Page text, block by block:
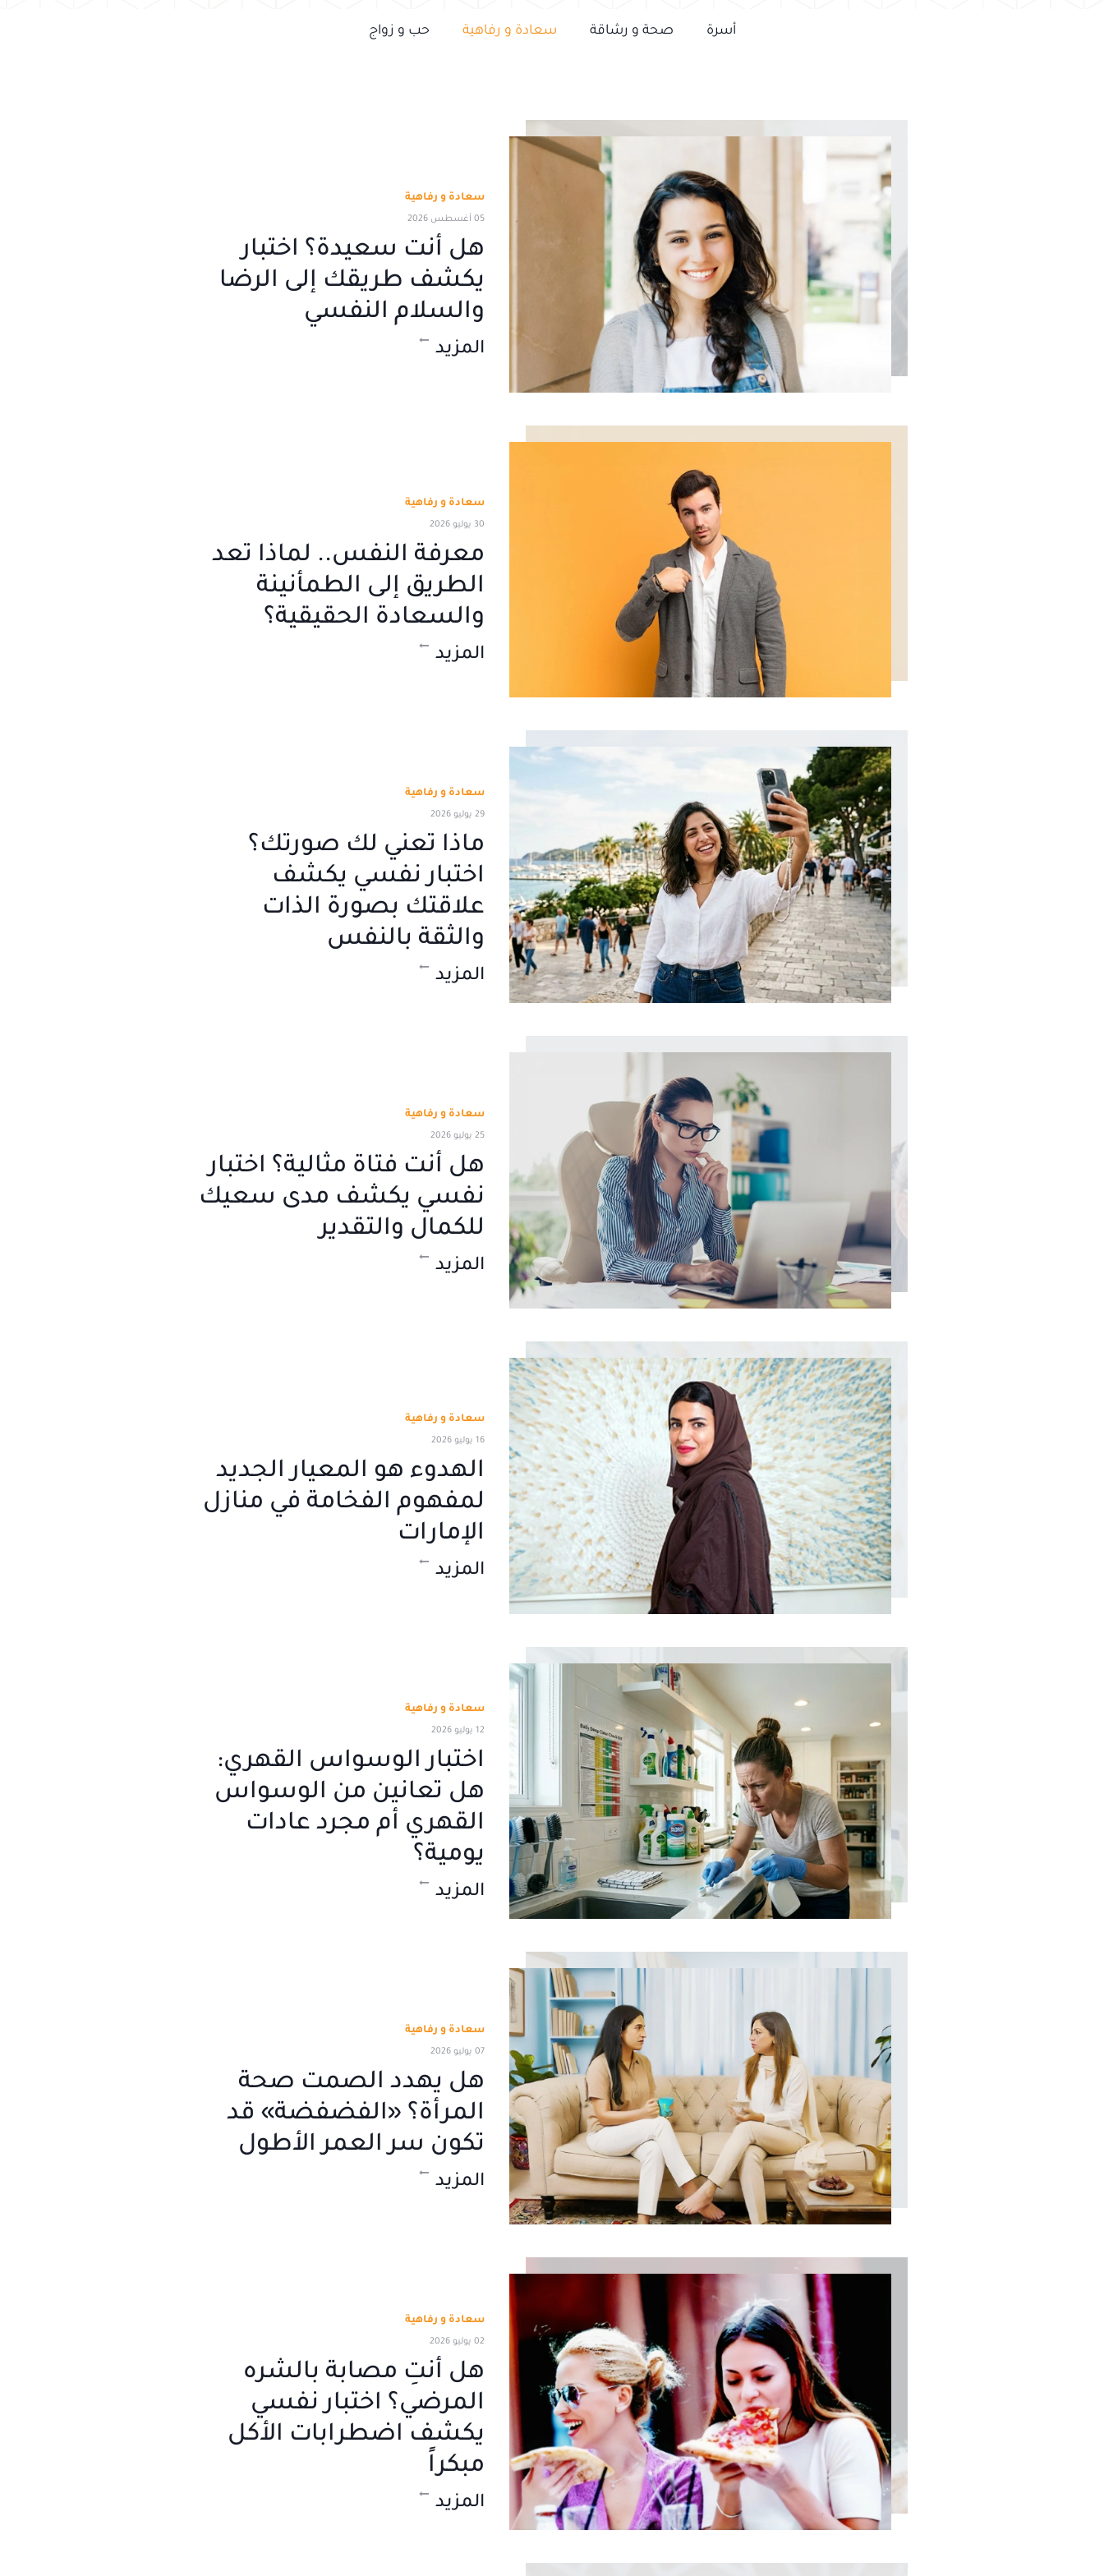
أسرة صحة و رشاقة سعادة و رفاهية حب و زواج
سعادة و رفاهية
05 أغسطس 2026
هل أنت سعيدة؟ اختبار
يكشف طريقك إلى الرضا
والسلام النفسي
المزيد
سعادة و رفاهية
30 يوليو 2026
معرفة النفس.. لماذا تعد
الطريق إلى الطمأنينة
والسعادة الحقيقية؟
المزيد
سعادة و رفاهية
29 يوليو 2026
ماذا تعني لك صورتك؟
اختبار نفسي يكشف
علاقتك بصورة الذات
والثقة بالنفس
المزيد
سعادة و رفاهية
25 يوليو 2026
هل أنت فتاة مثالية؟ اختبار
نفسي يكشف مدى سعيك
للكمال والتقدير
المزيد
سعادة و رفاهية
16 يوليو 2026
الهدوء هو المعيار الجديد
لمفهوم الفخامة في منازل
الإمارات
المزيد
سعادة و رفاهية
12 يوليو 2026
اختبار الوسواس القهري:
هل تعانين من الوسواس
القهري أم مجرد عادات
يومية؟
المزيد
سعادة و رفاهية
07 يوليو 2026
هل يهدد الصمت صحة
المرأة؟ «الفضفضة» قد
تكون سر العمر الأطول
المزيد
سعادة و رفاهية
02 يوليو 2026
هل أنتِ مصابة بالشره
المرضي؟ اختبار نفسي
يكشف اضطرابات الأكل
مبكراً
المزيد